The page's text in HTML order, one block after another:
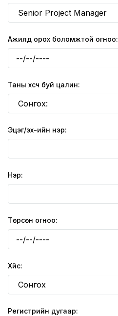
Ажилд орох боломжтой огноо:
Таны хүсч буй цалин:
Эцэг/эх-ийн нэр:
Нэр:
Төрсөн огноо:
Хүйс:
Регистрийн дугаар: